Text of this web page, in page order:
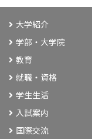
大学紹介
学部・大学院
教育
就職・資格
学生生活
入試案内
国際交流